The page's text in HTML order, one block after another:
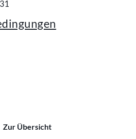
Zur Übersicht